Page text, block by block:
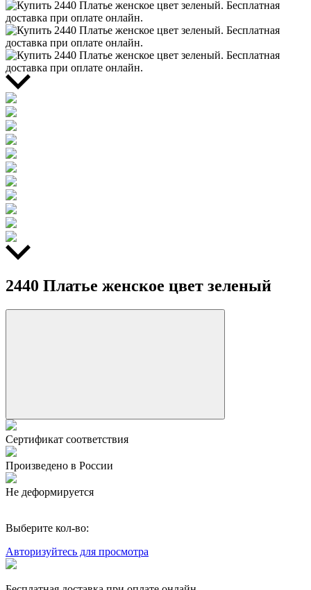
2440 Платье женское цвет зеленый
Сертификат соответствия
Произведено в России
Не деформируется
Выберите кол-во:
Авторизуйтесь для просмотра